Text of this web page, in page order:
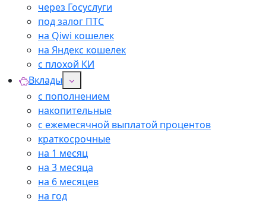
через Госуслуги
под залог ПТС
на Qiwi кошелек
на Яндекс кошелек
с плохой КИ
Вклады
с пополнением
накопительные
с ежемесячной выплатой процентов
краткосрочные
на 1 месяц
на 3 месяца
на 6 месяцев
на год